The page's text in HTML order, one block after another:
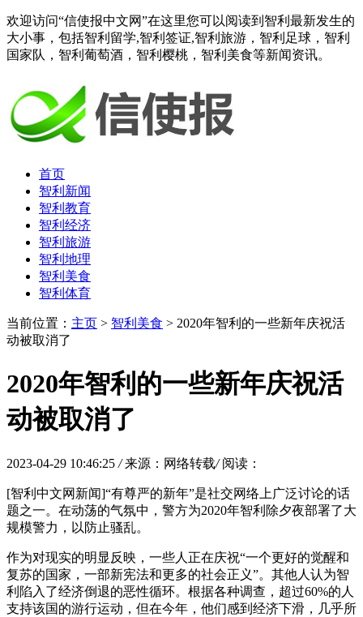
欢迎访问“信使报中文网”在这里您可以阅读到智利最新发生的
大小事，包括智利留学,智利签证,智利旅游，智利足球，智利
国家队，智利葡萄酒，智利樱桃，智利美食等新闻资讯。
首页
智利新闻
智利教育
智利经济
智利旅游
智利地理
智利美食
智利体育
当前位置： 主页 > 智利美食 > 2020年智利的一些新年庆祝活
动被取消了
2020年智利的一些新年庆祝活
动被取消了
2023-04-29 10:46:25 / 来源：网络转载/ 阅读：
[智利中文网新闻]“有尊严的新年”是社交网络上广泛讨论的话
题之一。在动荡的气氛中，警方为2020年智利除夕夜部署了大
规模警力，以防止骚乱。
作为对现实的明显反映，一些人正在庆祝“一个更好的觉醒和
复苏的国家，一部新宪法和更多的社会正义”。其他人认为智
利陷入了经济倒退的恶性循环。根据各种调查，超过60%的人
支持该国的游行运动，但在今年，他们感到经济下滑，几乎所